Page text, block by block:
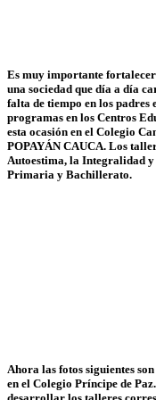
Es muy importante
una sociedad que día a día
falta de tiempo en los padres
programas en los Centros
esta ocasión en el Colegio
POPAYÁN CAUCA. Los
Autoestima, la Integralidad
Primaria y Bachillerato.
Ahora las fotos siguientes
en el Colegio Príncipe de